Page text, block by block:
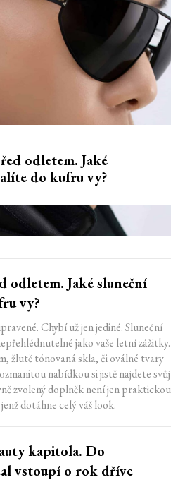
odletem. Jaké
do kufru vy?
odletem. Jaké sluneční
vy?
Chybí už jen jediné. Sluneční
jako vaše letní zážitky.
žlutě tónovaná skla, či oválné tvary
nabídkou si jistě najdete svůj
zvolený doplněk není jen praktickou
dotáhne celý váš look.
kapitola. Do
vstoupí o rok dříve